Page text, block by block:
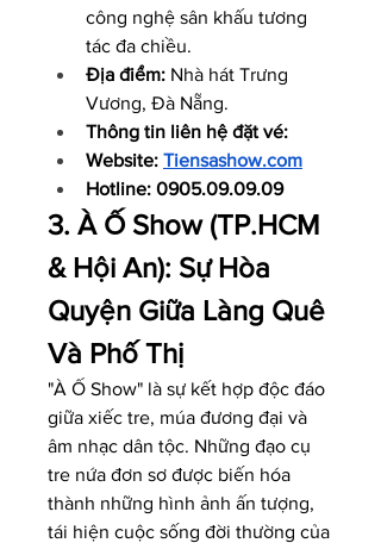
công nghệ sân khấu tương
tác đa chiều.
Địa điểm: Nhà hát Trưng
Vương, Đà Nẵng.
Thông tin liên hệ đặt vé:
Website: Tiensashow.com
Hotline: 0905.09.09.09
3. À Ố Show (TP.HCM
& Hội An): Sự Hòa
Quyện Giữa Làng Quê
Và Phố Thị
"À Ố Show" là sự kết hợp độc đáo
giữa xiếc tre, múa đương đại và
âm nhạc dân tộc. Những đạo cụ
tre nứa đơn sơ được biến hóa
thành những hình ảnh ấn tượng,
tái hiện cuộc sống đời thường của